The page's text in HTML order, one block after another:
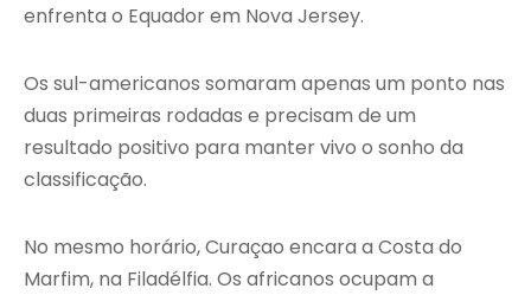
enfrenta o Equador em Nova Jersey.
Os sul-americanos somaram apenas um ponto nas
duas primeiras rodadas e precisam de um
resultado positivo para manter vivo o sonho da
classificação.
No mesmo horário, Curaçao encara a Costa do
Marfim, na Filadélfia. Os africanos ocupam a